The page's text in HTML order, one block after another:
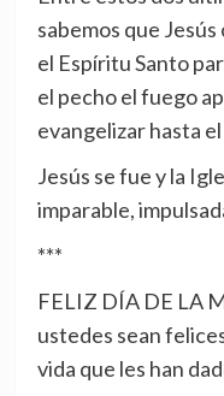
sabemos que
el Espíritu Santo
el pecho el fuego
evangelizar hasta
Jesús se fue y la
imparable,
***
FELIZ DÍA DE LA
ustedes sean
vida que les han